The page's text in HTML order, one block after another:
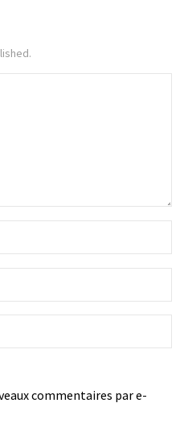
commentaires par e-